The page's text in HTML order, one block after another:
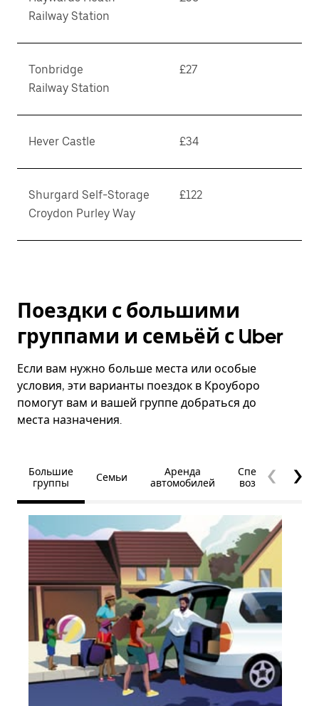
Railway Station
Tonbridge
Railway Station
£27
Hever Castle £34
Shurgard Self-Storage
Croydon Purley Way
£122
Поездки с большими
группами и семьёй с Uber
Если вам нужно больше места или особые
условия, эти варианты поездок в Кроуборо
помогут вам и вашей группе добраться до
места назначения.
Большие
группы
Семьи
Аренда
автомобилей
Специальные
возможности